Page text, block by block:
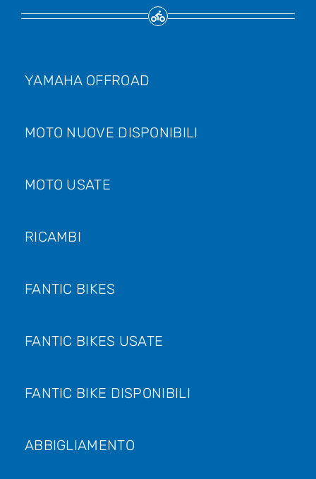
YAMAHA OFFROAD
MOTO NUOVE DISPONIBILI
MOTO USATE
RICAMBI
FANTIC BIKES
FANTIC BIKES USATE
FANTIC BIKE DISPONIBILI
ABBIGLIAMENTO